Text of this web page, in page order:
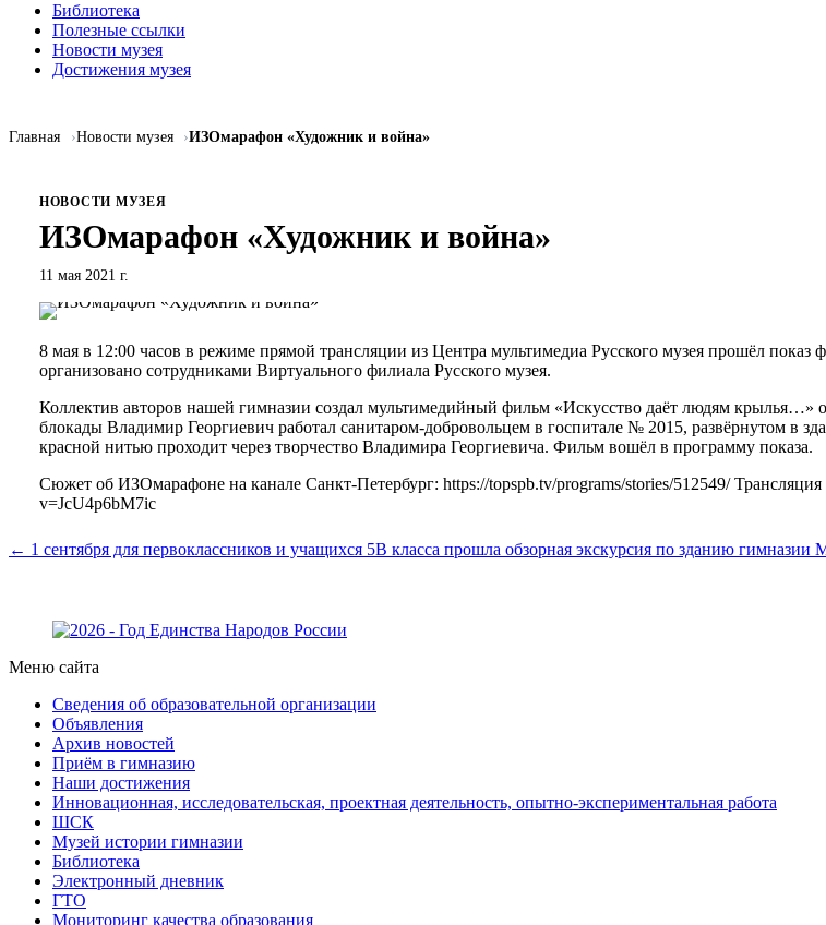
Библиотека
Полезные ссылки
Новости музея
Достижения музея
Главная Новости музея ИЗОмарафон «Художник и война»
НОВОСТИ МУЗЕЯ
ИЗОмарафон «Художник и война»
11 мая 2021 г.
8 мая в 12:00 часов в режиме прямой трансляции из Центра мультимедиа Русского музея прошёл
организовано сотрудниками Виртуального филиала Русского музея.
Коллектив авторов нашей гимназии создал мультимедийный фильм «Искусство даёт людям
блокады Владимир Георгиевич работал санитаром-добровольцем в госпитале № 2015, развёрнутом в
красной нитью проходит через творчество Владимира Георгиевича. Фильм вошёл в программу показа.
Сюжет об ИЗОмарафоне на канале Санкт-Петербург: https://topspb.tv/programs/stories/512549/Трансляция
v=JcU4p6bM7ic
← 1 сентября для первоклассников и учащихся 5В класса прошла обзорная экскурсия по зданию гимназии
Меню сайта
Сведения об образовательной организации
Объявления
Архив новостей
Приём в гимназию
Наши достижения
Инновационная, исследовательская, проектная деятельность, опытно-экспериментальная работа
ШСК
Музей истории гимназии
Библиотека
Электронный дневник
ГТО
Мониторинг качества образования